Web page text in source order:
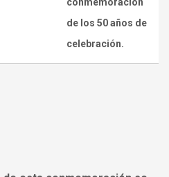
de los 50 años de
celebración.